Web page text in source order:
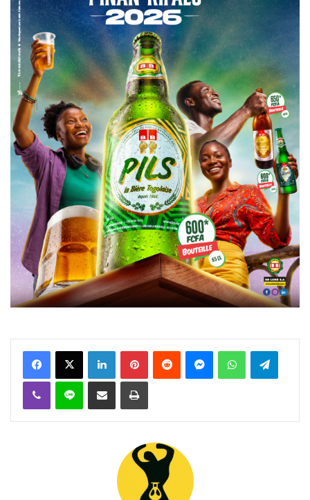
FacebookX Linkedin PinterestReddit MessengerWhatsAppTelegram
Viber Ligne Partager par email Imprimer